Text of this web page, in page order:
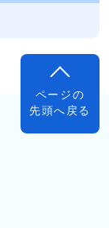
ページの
先頭へ戻る